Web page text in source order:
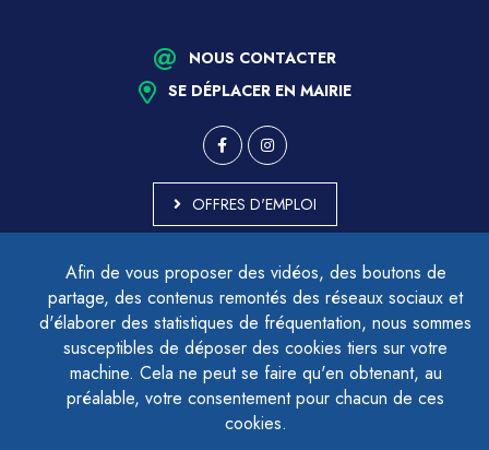
Afin de vous proposer des vidéos, des boutons de
partage, des contenus remontés des réseaux sociaux et
d'élaborer des statistiques de fréquentation, nous sommes
susceptibles de déposer des cookies tiers sur votre
machine. Cela ne peut se faire qu'en obtenant, au
préalable, votre consentement pour chacun de ces
cookies.
NOUS CONTACTER
SE DÉPLACER EN MAIRIE
OFFRES D'EMPLOI
ACCESSIBILITÉ - PARTIELLEMENT CONFORME
PLAN DU SITE
MENTIONS LÉGALES
CONTACTER LE DÉLÉGUÉ À LA PROTECTION DES DONNÉES
GESTION DES COOKIES